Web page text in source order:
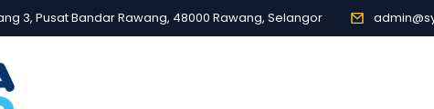
3, Pusat Bandar Rawang, 48000 Rawang, Selangor